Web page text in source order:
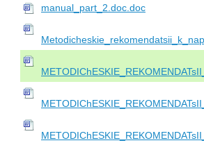
manual_part_2.doc.doc